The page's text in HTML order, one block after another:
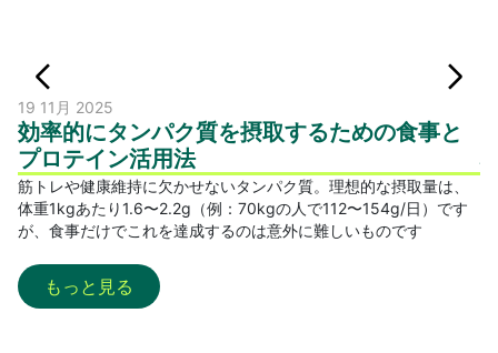
19 11月 2025
効率的にタンパク質を摂取するための食事と
プロテイン活用法
筋トレや健康維持に欠かせないタンパク質。理想的な摂取量は、
体重1kgあたり1.6〜2.2g（例：70kgの人で112〜154g/日）です
が、食事だけでこれを達成するのは意外に難しいものです
もっと見る